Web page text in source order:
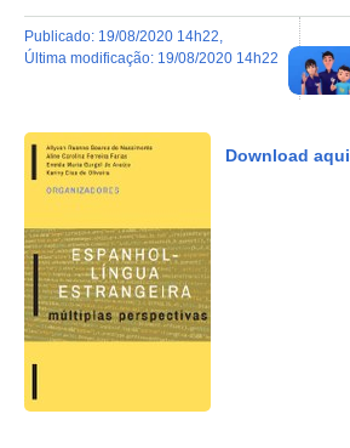
publicado: 19/08/2020 14h22
última modificação: 19/08/2020 14h22
Download aqui